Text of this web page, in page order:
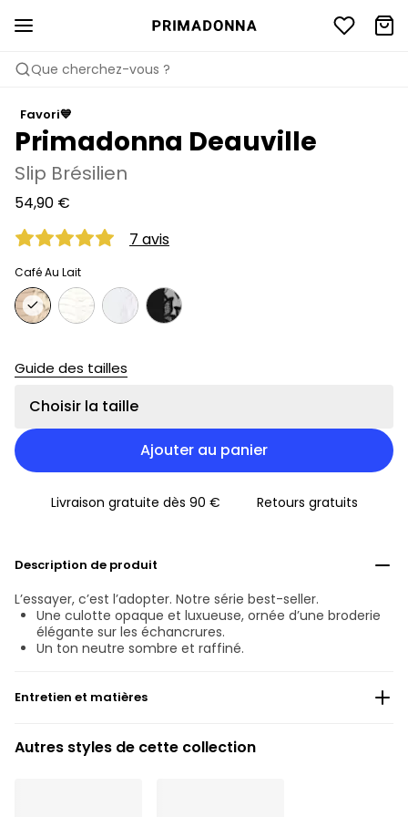
Que cherchez-vous ?
Favori💙
Primadonna Deauville
Slip Brésilien
54,90 €
7 avis
Café Au Lait
Guide des tailles
Choisir la taille
Ajouter au panier
Livraison gratuite dès 90 € Retours gratuits
Description de produit
L’essayer, c’est l’adopter. Notre série best-seller.
Une culotte opaque et luxueuse, ornée d’une broderie
élégante sur les échancrures.
Un ton neutre sombre et raffiné.
Entretien et matières
Lavage professionnel exclu
Autres styles de cette collection